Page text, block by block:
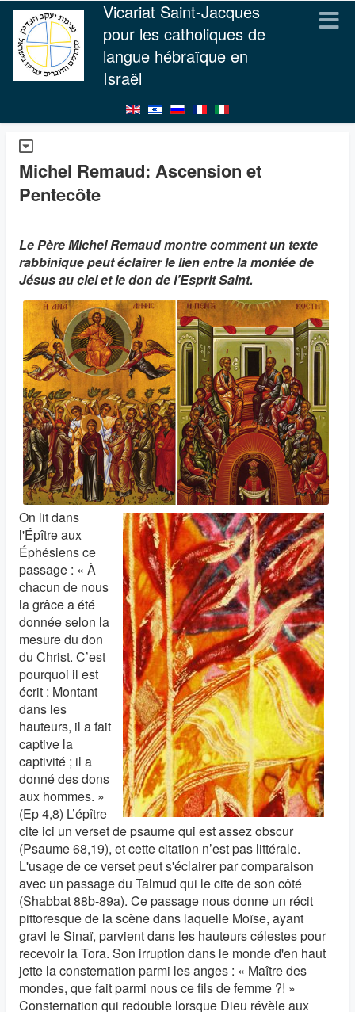
Vicariat Saint-Jacques
pour les catholiques de
langue hébraïque en
Israël
Michel Remaud: Ascension et
Pentecôte
Le Père Michel Remaud montre comment un texte
rabbinique peut éclairer le lien entre la montée de
Jésus au ciel et le don de l’Esprit Saint.
On lit dans
l'Épître aux
Éphésiens ce
passage : « À
chacun de nous
la grâce a été
donnée selon la
mesure du don
du Christ. C’est
pourquoi il est
écrit : Montant
dans les
hauteurs, il a fait
captive la
captivité ; il a
donné des dons
aux hommes. »
(Ep 4,8) L’épître
cite ici un verset de psaume qui est assez obscur
(Psaume 68,19), et cette citation n’est pas littérale.
L'usage de ce verset peut s'éclairer par comparaison
avec un passage du Talmud qui le cite de son côté
(Shabbat 88b-89a). Ce passage nous donne un récit
pittoresque de la scène dans laquelle Moïse, ayant
gravi le Sinaï, parvient dans les hauteurs célestes pour
recevoir la Tora. Son irruption dans le monde d'en haut
jette la consternation parmi les anges : « Maître des
mondes, que fait parmi nous ce fils de femme ?! »
Consternation qui redouble lorsque Dieu révèle aux